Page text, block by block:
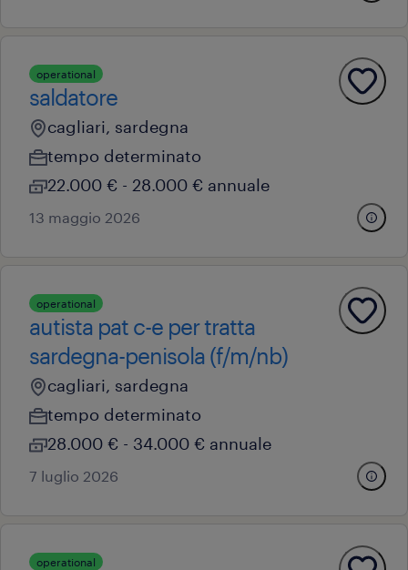
operational
saldatore
cagliari, sardegna
tempo determinato
22.000 € - 28.000 € annuale
13 maggio 2026
operational
autista pat c-e per tratta
sardegna-penisola (f/m/nb)
cagliari, sardegna
tempo determinato
28.000 € - 34.000 € annuale
7 luglio 2026
operational